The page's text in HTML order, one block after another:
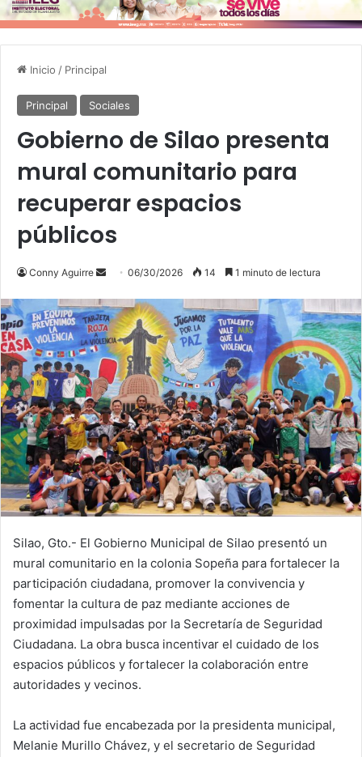
Inicio / Principal
Principal Sociales
Gobierno de Silao presenta
mural comunitario para
recuperar espacios
públicos
Conny Aguirre
Send
email
06/30/2026 14 1 minuto de lectura
Silao, Gto.- El Gobierno Municipal de Silao presentó un
mural comunitario en la colonia Sopeña para fortalecer la
participación ciudadana, promover la convivencia y
fomentar la cultura de paz mediante acciones de
proximidad impulsadas por la Secretaría de Seguridad
Ciudadana. La obra busca incentivar el cuidado de los
espacios públicos y fortalecer la colaboración entre
autoridades y vecinos.
La actividad fue encabezada por la presidenta municipal,
Melanie Murillo Chávez, y el secretario de Seguridad